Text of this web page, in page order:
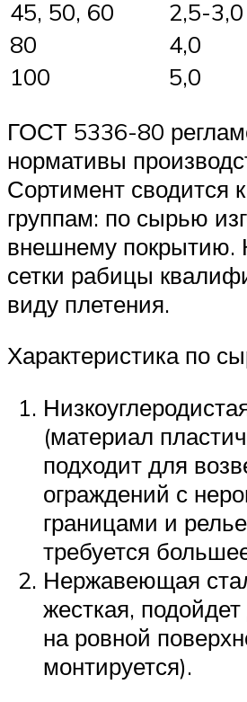
45, 50, 60
2,5-3,0
80
4,0
100
5,0
ГОСТ 5336-80
нормативы
Сортимент сводится
группам: по сырью
внешнему покрытию.
сетки рабицы
виду плетения.
Характеристика по
(материал
подходит для
ограждений с
границами и
требуется
Нержавеющая
жесткая,
на ровной
монтируется).